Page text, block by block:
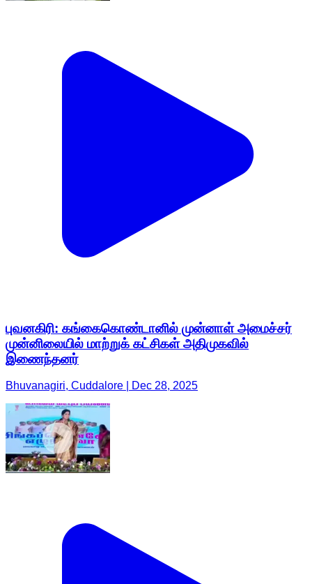
புவனகிரி: கங்கைகொண்டானில் முன்னாள் அமைச்சர்
முன்னிலையில் மாற்றுக் கட்சிகள் அதிமுகவில்
இணைந்தனர்
Bhuvanagiri, Cuddalore | Dec 28, 2025